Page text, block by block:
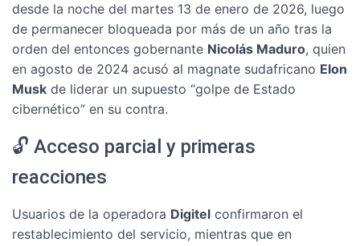
desde la noche del martes 13 de enero de 2026, luego
de permanecer bloqueada por más de un año tras la
orden del entonces gobernante Nicolás Maduro, quien
en agosto de 2024 acusó al magnate sudafricano Elon
Musk de liderar un supuesto “golpe de Estado
cibernético” en su contra.
🔓 Acceso parcial y primeras
reacciones
Usuarios de la operadora Digitel confirmaron el
restablecimiento del servicio, mientras que en